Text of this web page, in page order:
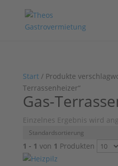
Start/ Produkte
Terrassenheizer“
Gas-
Einzelnes Ergebnis wird
1 - 1 von 1 Produkten